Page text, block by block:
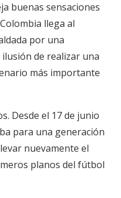
buenas sensaciones
llega al
por una
de realizar una
más importante
Desde el 17 de junio
para una generación
nuevamente el
planos del fútbol